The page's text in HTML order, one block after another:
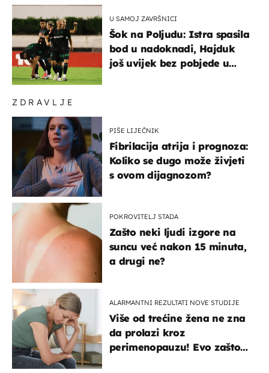
ZDRAVLJE
PIŠE LIJEČNIK
Fibrilacija atrija i prognoza:
Koliko se dugo može živjeti
s ovom dijagnozom?
POKROVITELJ STADA
Zašto neki ljudi izgore na
suncu već nakon 15 minuta,
a drugi ne?
ALARMANTNI REZULTATI NOVE STUDIJE
Više od trećine žena ne zna
da prolazi kroz
perimenopauzu! Evo zašto
U SAMOJ ZAVRŠNICI
Šok na Poljudu: Istra spasila
bod u nadoknadi, Hajduk
još uvijek bez pobjede u